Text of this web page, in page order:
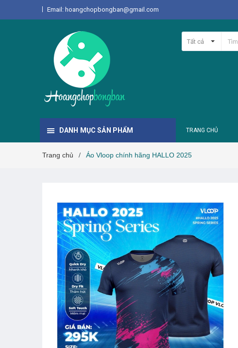
Email: hoangchopbongban@gmail.com
Tất cả
DANH MỤC SẢN PHẨM TRANG CHỦ
Trang chủ / Áo Vloop chính hãng HALLO 2025